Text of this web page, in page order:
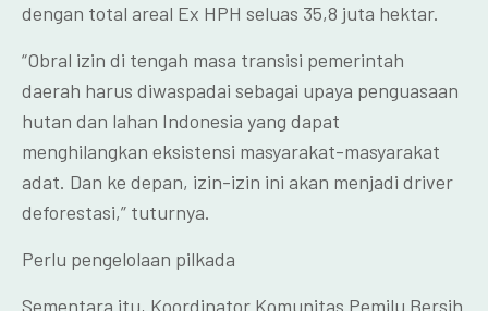
dengan total areal Ex HPH seluas 35,8 juta hektar.
“Obral izin di tengah masa transisi pemerintah
daerah harus diwaspadai sebagai upaya penguasaan
hutan dan lahan Indonesia yang dapat
menghilangkan eksistensi masyarakat-masyarakat
adat. Dan ke depan, izin-izin ini akan menjadi driver
deforestasi,” tuturnya.
Perlu pengelolaan pilkada
Sementara itu, Koordinator Komunitas Pemilu Bersih